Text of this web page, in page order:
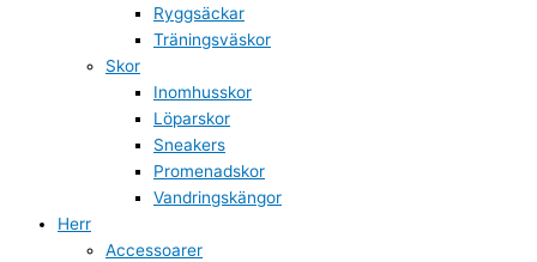
Ryggsäckar
Träningsväskor
Skor
Inomhusskor
Löparskor
Sneakers
Promenadskor
Vandringskängor
Herr
Accessoarer